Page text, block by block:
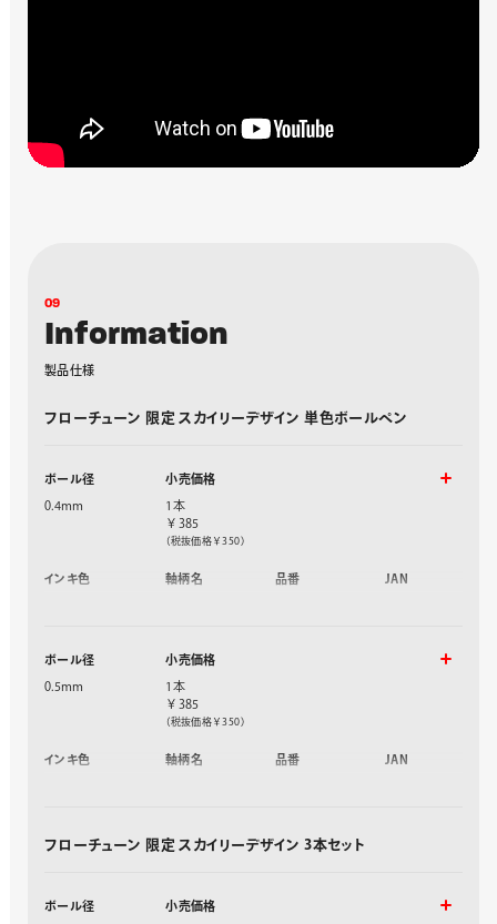
09
Information
製品仕様
フローチューン 限定 スカイリーデザイン 単色ボールペン
ボール径
0.4mm
小売価格
1本
￥385
（税抜価格￥350）
インキ色 軸柄名 品番 JAN
ボール径
0.5mm
小売価格
1本
￥385
（税抜価格￥350）
インキ色 軸柄名 品番 JAN
黄昏
BZN205SD4-A
フローチューン 限定 スカイリーデザイン 3本セット
ボール径 小売価格